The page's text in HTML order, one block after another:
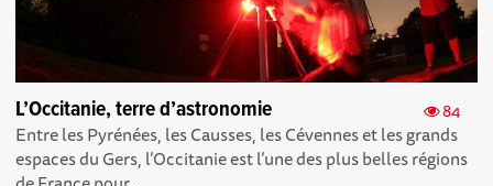
84
L’Occitanie, terre d’astronomie
Entre les Pyrénées, les Causses, les Cévennes et les grands
espaces du Gers, l’Occitanie est l’une des plus belles régions